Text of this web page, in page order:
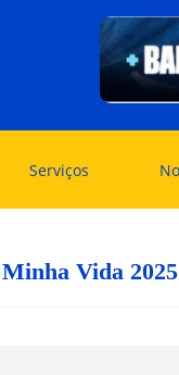
Serviços
Vida 2025